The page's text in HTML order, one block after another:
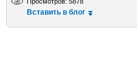
Вставить в блог